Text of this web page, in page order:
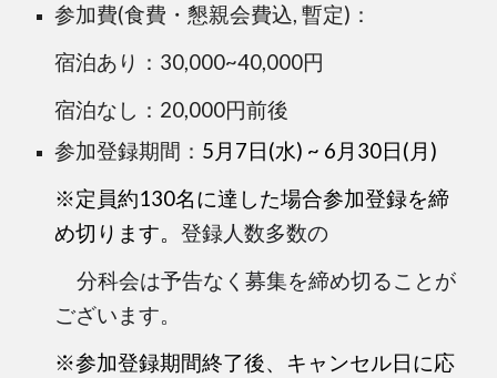
参加費(食費・懇親会費込, 暫定)：
宿泊あり：30,000~40,000円
宿泊なし：20,000円前後
参加登録期間： 5 月 7日(水) ~ 6 月 30日(月)
※定員約130名に達した場合参加登録を締
め切ります。登録人数多数の
分科会は予告なく募集を締め切ることが
ございます。
※参加登録期間終了後、キャンセル日に応